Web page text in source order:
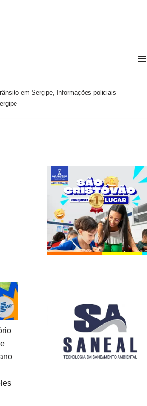
em Sergipe, Informações policiais